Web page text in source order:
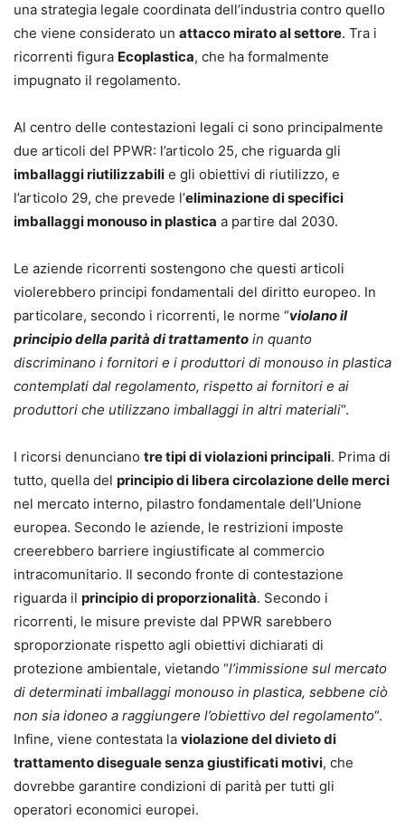
una strategia legale coordinata dell’industria contro quello
che viene considerato un attacco mirato al settore. Tra i
ricorrenti figura Ecoplastica, che ha formalmente
impugnato il regolamento.
Al centro delle contestazioni legali ci sono principalmente
due articoli del PPWR: l’articolo 25, che riguarda gli
imballaggi riutilizzabili e gli obiettivi di riutilizzo, e
l’articolo 29, che prevede l’eliminazione di specifici
imballaggi monouso in plastica a partire dal 2030.
Le aziende ricorrenti sostengono che questi articoli
violerebbero principi fondamentali del diritto europeo. In
particolare, secondo i ricorrenti, le norme “violano il
principio della parità di trattamento in quanto
discriminano i fornitori e i produttori di monouso in plastica
contemplati dal regolamento, rispetto ai fornitori e ai
produttori che utilizzano imballaggi in altri materiali“.
I ricorsi denunciano tre tipi di violazioni principali. Prima di
tutto, quella del principio di libera circolazione delle merci
nel mercato interno, pilastro fondamentale dell’Unione
europea. Secondo le aziende, le restrizioni imposte
creerebbero barriere ingiustificate al commercio
intracomunitario. Il secondo fronte di contestazione
riguarda il principio di proporzionalità. Secondo i
ricorrenti, le misure previste dal PPWR sarebbero
sproporzionate rispetto agli obiettivi dichiarati di
protezione ambientale, vietando “l’immissione sul mercato
di determinati imballaggi monouso in plastica, sebbene ciò
non sia idoneo a raggiungere l’obiettivo del regolamento“.
Infine, viene contestata la violazione del divieto di
trattamento diseguale senza giustificati motivi, che
dovrebbe garantire condizioni di parità per tutti gli
operatori economici europei.